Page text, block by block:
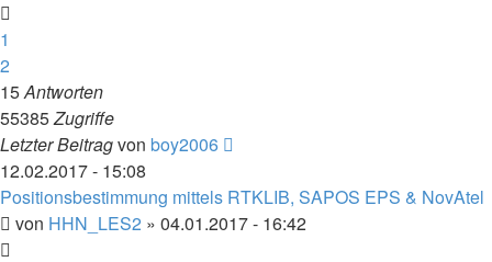
1
2
15Antworten
55385Zugriffe
Letzter Beitragvon boy2006
12.02.2017 - 15:08
Positionsbestimmung mittels RTKLIB, SAPOS EPS & NovAtel
von HHN_LES2 » 04.01.2017 - 16:42